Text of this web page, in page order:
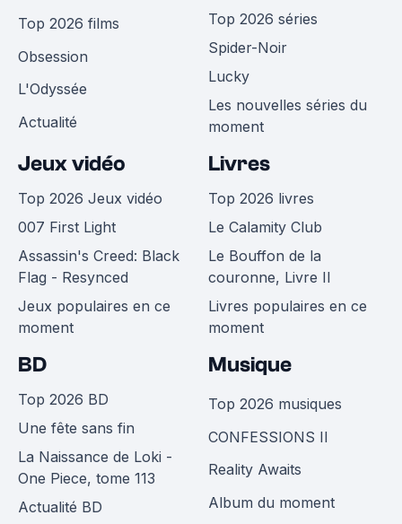
Top 2026 films
Obsession
L'Odyssée
Actualité
Top 2026 séries
Spider-Noir
Lucky
Les nouvelles séries du
moment
Jeux vidéo
Top 2026 Jeux vidéo
007 First Light
Assassin's Creed: Black
Flag - Resynced
Jeux populaires en ce
moment
Livres
Top 2026 livres
Le Calamity Club
Le Bouffon de la
couronne, Livre II
Livres populaires en ce
moment
BD
Top 2026 BD
Une fête sans fin
La Naissance de Loki -
One Piece, tome 113
Actualité BD
Musique
Top 2026 musiques
CONFESSIONS II
Reality Awaits
Album du moment